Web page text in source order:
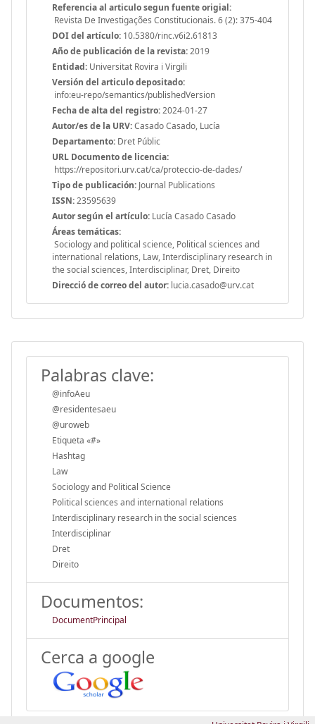
Referencia al articulo segun fuente origial:
Revista De Investigações Constitucionais. 6 (2): 375-404
DOI del artículo: 10.5380/rinc.v6i2.61813
Año de publicación de la revista:2019
Entidad: Universitat Rovira i Virgili
Versión del articulo depositado:
info:eu-repo/semantics/publishedVersion
Fecha de alta del registro:2024-01-27
Autor/es de la URV:Casado Casado, Lucía
Departamento: Dret Públic
URL Documento de licencia:
https://repositori.urv.cat/ca/proteccio-de-dades/
Tipo de publicación: Journal Publications
ISSN:23595639
Autor según el artículo: Lucía Casado Casado
Áreas temáticas:
Sociology and political science, Political sciences and
international relations, Law, Interdisciplinary research in
the social sciences, Interdisciplinar, Dret, Direito
Direcció de correo del autor: lucia.casado@urv.cat
Palabras clave:
@infoAeu
@residentesaeu
@uroweb
Etiqueta «#»
Hashtag
Law
Sociology and Political Science
Political sciences and international relations
Interdisciplinary research in the social sciences
Interdisciplinar
Dret
Direito
Documentos:
DocumentPrincipal
Cerca a google